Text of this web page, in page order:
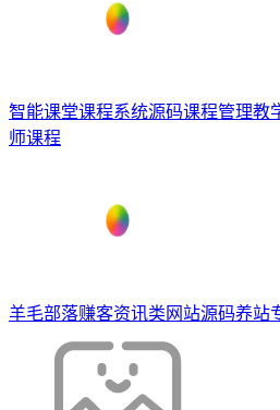
智能课堂课程系统源码课程管理教
师课程
羊毛部落赚客资讯类网站源码养站